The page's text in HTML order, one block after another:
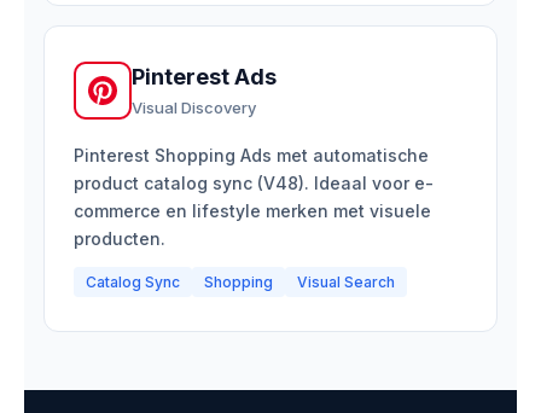
Pinterest Ads
Visual Discovery
Pinterest Shopping Ads met automatische
product catalog sync (V48). Ideaal voor e-
commerce en lifestyle merken met visuele
producten.
Catalog Sync Shopping Visual Search